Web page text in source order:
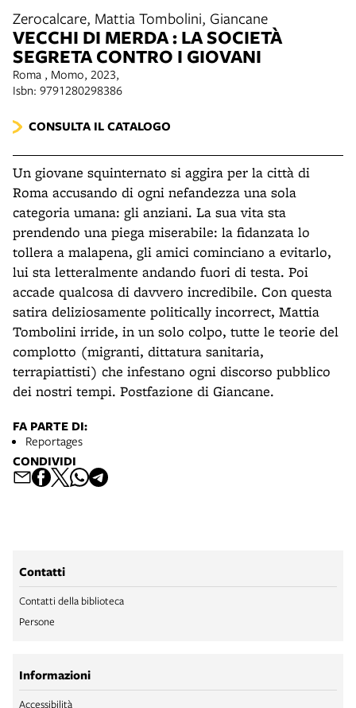
Zerocalcare, Mattia Tombolini, Giancane
VECCHI DI MERDA : LA SOCIETÀ
SEGRETA CONTRO I GIOVANI
Roma , Momo, 2023,
Isbn: 9791280298386
CONSULTA IL CATALOGO
Un giovane squinternato si aggira per la città di
Roma accusando di ogni nefandezza una sola
categoria umana: gli anziani. La sua vita sta
prendendo una piega miserabile: la fidanzata lo
tollera a malapena, gli amici cominciano a evitarlo,
lui sta letteralmente andando fuori di testa. Poi
accade qualcosa di davvero incredibile. Con questa
satira deliziosamente politically incorrect, Mattia
Tombolini irride, in un solo colpo, tutte le teorie del
complotto (migranti, dittatura sanitaria,
terrapiattisti) che infestano ogni discorso pubblico
dei nostri tempi. Postfazione di Giancane.
FA PARTE DI:
Reportages
CONDIVIDI
Contatti
Contatti della biblioteca
Persone
Informazioni
Accessibilità